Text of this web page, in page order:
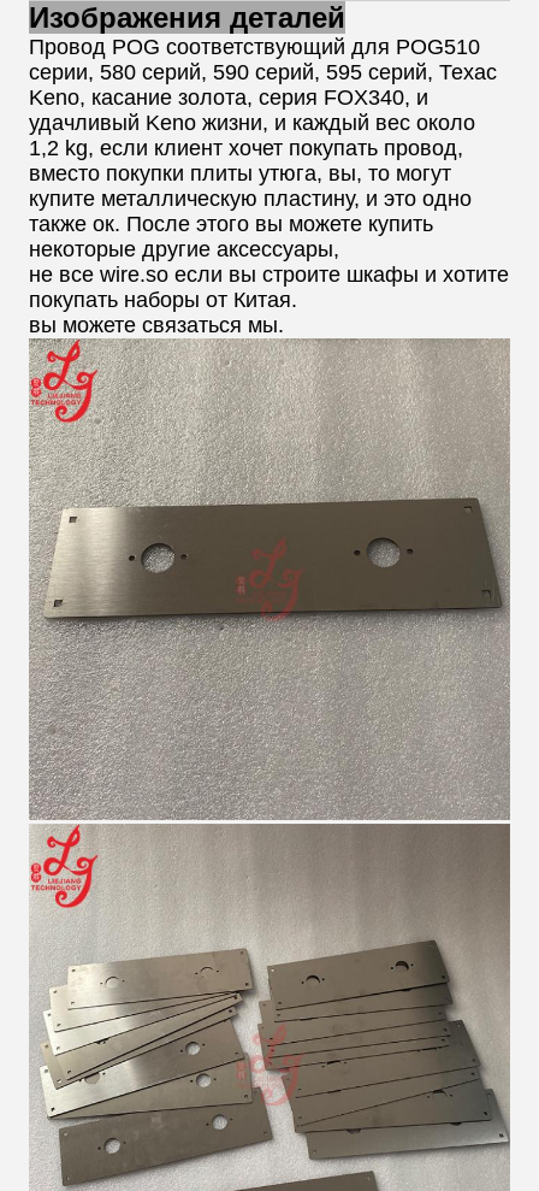
Изображения деталей
Провод POG соответствующий для POG510
серии, 580 серий, 590 серий, 595 серий, Техас
Keno, касание золота, серия FOX340, и
удачливый Keno жизни, и каждый вес около
1,2 kg, если клиент хочет покупать провод,
вместо покупки плиты утюга, вы, то могут
купите металлическую пластину, и это одно
также ок. После этого вы можете купить
некоторые другие аксессуары,
не все wire.so если вы строите шкафы и хотите
покупать наборы от Китая.
вы можете связаться мы.